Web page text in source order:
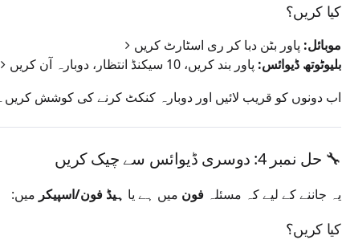
کیا کریں؟
موبائل: پاور بٹن دبا کر ری اسٹارٹ کریں
بلیوٹوتھ ڈیوائس: پاور بند کریں، 10 سیکنڈ انتظار، دوبارہ آن کریں
اب دونوں کو قریب لائیں اور دوبارہ کنکٹ کرنے کی کوشش
🔧 حل نمبر 4: دوسری ڈیوائس سے چیک کریں
یہ جاننے کے لیے کہ مسئلہفون میں ہے یا ہیڈ فون/اسپیکر میں:
کیا کریں؟